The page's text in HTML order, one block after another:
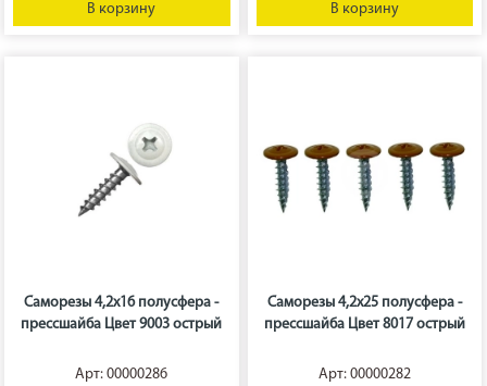
В корзину В корзину
Саморезы 4,2х16 полусфера -
прессшайба Цвет 9003 острый
Арт: 00000286
Саморезы 4,2х25 полусфера -
прессшайба Цвет 8017 острый
Арт: 00000282